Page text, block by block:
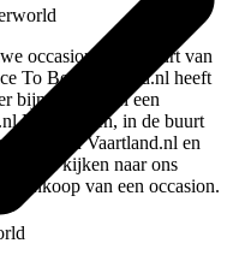
occasion in de buurt van
To Be. Vaartland.nl heeft
bijna altijd wel een
Heerenveen, in de buurt
van Vaartland.nl en
om te kijken naar ons
aankoop van een occasion.